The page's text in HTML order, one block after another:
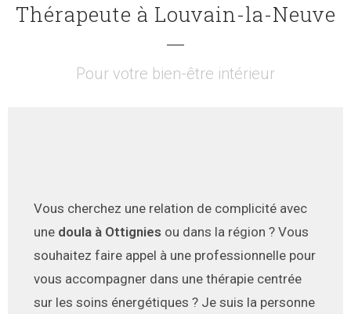
Thérapeute à Louvain-la-Neuve
Pour votre bien-être intérieur
Vous cherchez une relation de complicité avec
une doula à Ottignies ou dans la région ? Vous
souhaitez faire appel à une professionnelle pour
vous accompagner dans une thérapie centrée
sur les soins énergétiques ? Je suis la personne